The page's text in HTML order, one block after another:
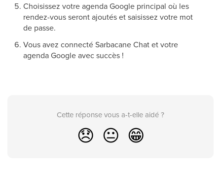
Choisissez votre agenda Google principal où les
rendez-vous seront ajoutés et saisissez votre mot
de passe.
Vous avez connecté Sarbacane Chat et votre
agenda Google avec succès !
Cette réponse vous a-t-elle aidé ?
😞 😐 😁